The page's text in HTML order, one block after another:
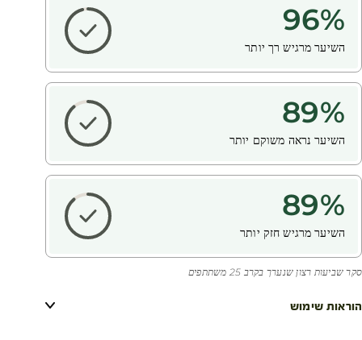
96%
השיער מרגיש רך יותר
89%
השיער נראה משוקם יותר
89%
השיער מרגיש חזק יותר
סקר שביעות רצון שנערך בקרב 25 משתתפים
הוראות שימוש